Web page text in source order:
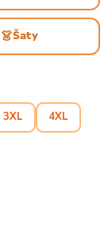
👗Šaty
3XL 4XL